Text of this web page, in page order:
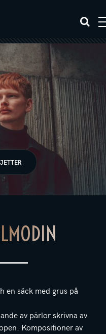
en säck med grus på
av pärlor skrivna av
Kompositioner av